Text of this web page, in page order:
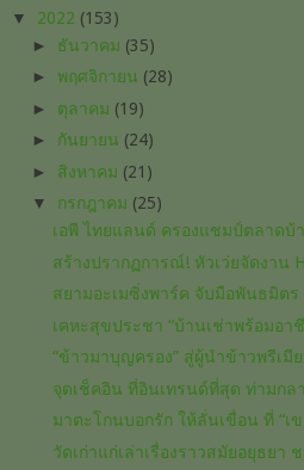
▼ 2022 (153)
► ธันวาคม (35)
► พฤศจิกายน (28)
► ตุลาคม (19)
► กันยายน (24)
► สิงหาคม (21)
▼ กรกฎาคม (25)
เอพี ไทยแลนด์ ครองแชมป์ตลาดบ้
สร้างปรากฏการณ์! หัวเว่ยจัดงาน
สยามอะเมซิ่งพาร์ค จับมือพันธมิตร
เคหะสุขประชา “บ้านเช่าพร้อมอา
“ข้าวมาบุญครอง” สู่ผู้นำข้าวพรีเมี
จุดเช็คอิน ที่อินเทรนด์ที่สุด ท่ามกล
มาตะโกนบอกรัก ให้ลั่นเขื่อน ที่ “เ
วัดเก่าแก่เล่าเรื่องราวสมัยอยุธยา